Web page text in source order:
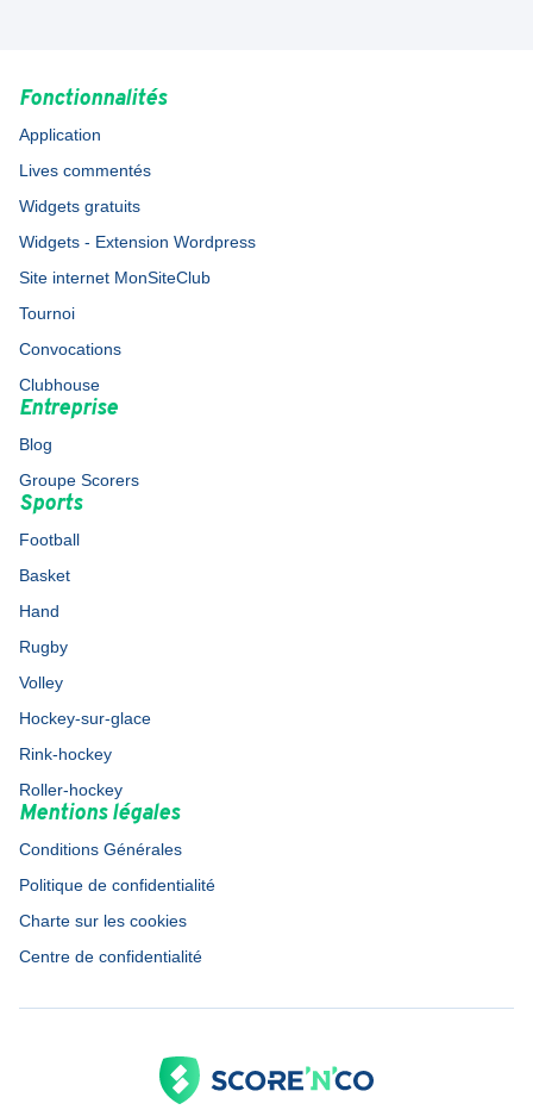
Fonctionnalités
Application
Lives commentés
Widgets gratuits
Widgets - Extension Wordpress
Site internet MonSiteClub
Tournoi
Convocations
Clubhouse
Entreprise
Blog
Groupe Scorers
Sports
Football
Basket
Hand
Rugby
Volley
Hockey-sur-glace
Rink-hockey
Roller-hockey
Mentions légales
Conditions Générales
Politique de confidentialité
Charte sur les cookies
Centre de confidentialité